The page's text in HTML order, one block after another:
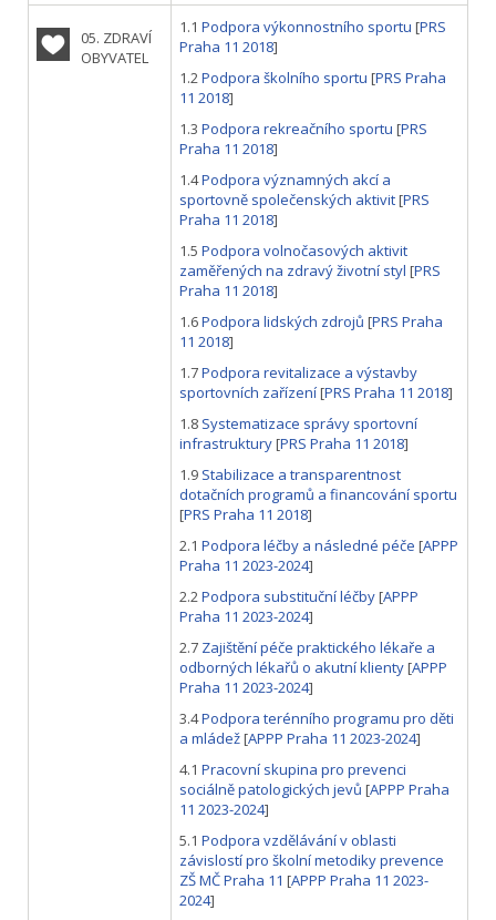
05. ZDRAVÍ
OBYVATEL
1.1 Podpora výkonnostního sportu [PRS
Praha 11 2018]
1.2Podpora školního sportu [PRS Praha
11 2018]
1.3 Podpora rekreačního sportu [PRS
Praha 11 2018]
1.4Podpora významných akcí a
sportovně společenských aktivit[PRS
Praha 11 2018]
1.5 Podpora volnočasových aktivit
zaměřených na zdravý životní styl [PRS
Praha 11 2018]
1.6Podpora lidských zdrojů [PRS Praha
11 2018]
1.7Podpora revitalizace a výstavby
sportovních zařízení[PRS Praha 11 2018]
1.8 Systematizace správy sportovní
infrastruktury[PRS Praha 11 2018]
1.9 Stabilizace a transparentnost
dotačních programů a financování sportu
[PRS Praha 11 2018]
2.1 Podpora léčby a následné péče [APPP
Praha 11 2023-2024]
2.2Podpora substituční léčby[APPP
Praha 11 2023-2024]
2.7 Zajištění péče praktického lékaře a
odborných lékařů o akutní klienty[APPP
Praha 11 2023-2024]
3.4Podpora terénního programu pro děti
a mládež[APPP Praha 11 2023-2024]
4.1 Pracovní skupina pro prevenci
sociálně patologických jevů [APPP Praha
11 2023-2024]
5.1 Podpora vzdělávání v oblasti
závislostí pro školní metodiky prevence
ZŠ MČ Praha 11 [APPP Praha 11 2023-
2024]